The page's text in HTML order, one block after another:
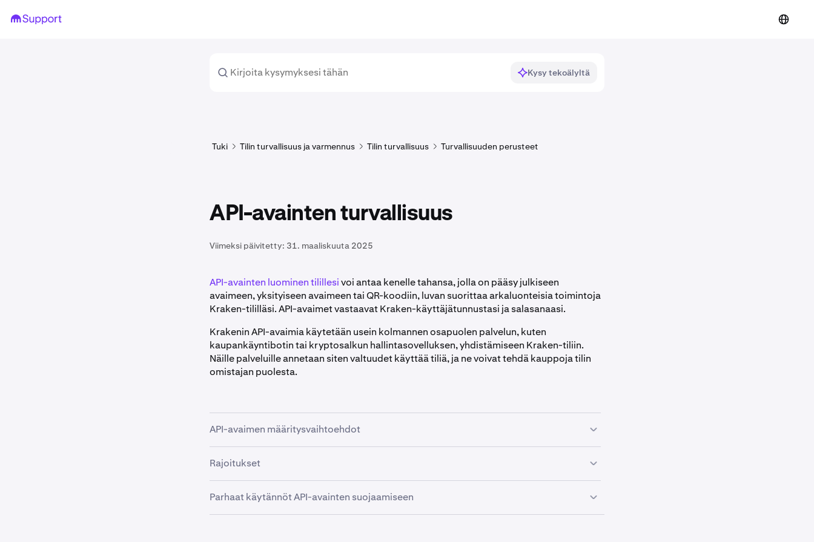
Kysy tekoälyltä
Tuki Tilin turvallisuus ja varmennus Tilin turvallisuus Turvallisuuden perusteet
API-avainten turvallisuus
Viimeksi päivitetty: 31. maaliskuuta 2025
API-avainten luominen tilillesivoi antaa kenelle tahansa, jolla on pääsy julkiseen
avaimeen, yksityiseen avaimeen tai QR-koodiin, luvan suorittaa arkaluonteisia toimintoja
Kraken-tililläsi. API-avaimet vastaavat Kraken-käyttäjätunnustasi ja salasanaasi.
Krakenin API-avaimia käytetään usein kolmannen osapuolen palvelun, kuten
kaupankäyntibotin tai kryptosalkun hallintasovelluksen, yhdistämiseen Kraken-tiliin.
Näille palveluille annetaan siten valtuudet käyttää tiliä, ja ne voivat tehdä kauppoja tilin
omistajan puolesta.
API-avaimen määritysvaihtoehdot
API-avaimen määrittäminen
jotka käyttävät Kraken-tiliäsi API:n kautta.
API:n kautta nähtävissä olevat tiedot:
Rajoitukset
Turvallisuussyistä Kraken ei koskaan jaa seuraavia tietoja:
Parhaat käytännöt API-avainten suojaamiseen